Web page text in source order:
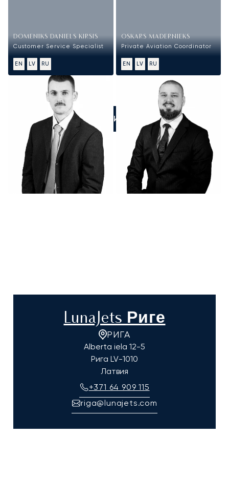
DOMENIKS DANIELS KIRSIS
Customer Service Specialist
EN LV RU
OSKARS MADERNIEKS
Private Aviation Coordinator
EN LV RU
ПОЗВОНИТЕ НАМ
LunaJets Риге
РИГА
Alberta iela 12-5
Рига LV-1010
Латвия
+371 64 909 115
riga@lunajets.com